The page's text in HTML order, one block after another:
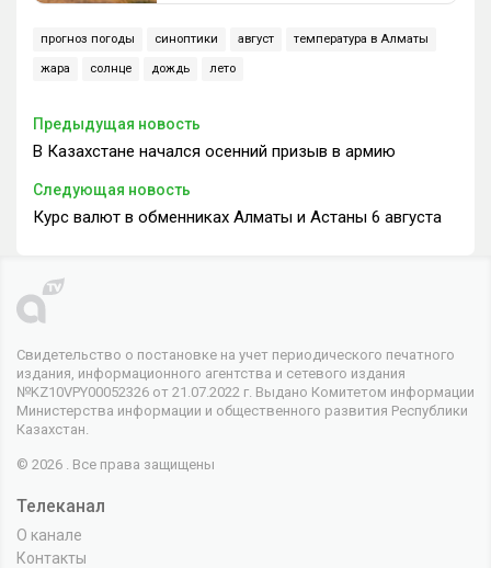
прогноз погоды синоптики август температура в Алматы
жара солнце дождь лето
Предыдущая новость
В Казахстане начался осенний призыв в армию
Следующая новость
Курс валют в обменниках Алматы и Астаны 6 августа
Свидетельство о постановке на учет периодического печатного
издания, информационного агентства и сетевого издания
№KZ10VPY00052326 от 21.07.2022 г. Выдано Комитетом информации
Министерства информации и общественного развития Республики
Казахстан.
© 2026 . Все права защищены
Телеканал
О канале
Контакты